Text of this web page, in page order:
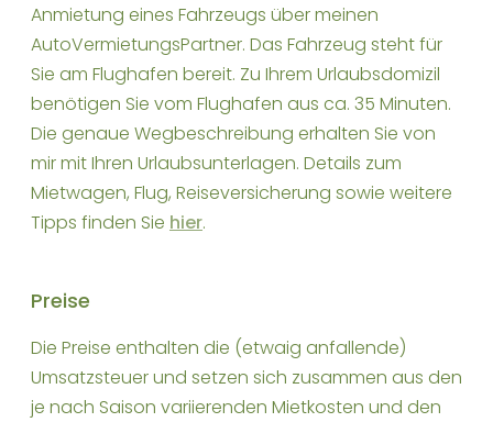
Anmietung eines Fahrzeugs über meinen
AutoVermietungsPartner. Das Fahrzeug steht für
Sie am Flughafen bereit. Zu Ihrem Urlaubsdomizil
benötigen Sie vom Flughafen aus ca. 35 Minuten.
Die genaue Wegbeschreibung erhalten Sie von
mir mit Ihren Urlaubsunterlagen. Details zum
Mietwagen, Flug, Reiseversicherung sowie weitere
Tipps finden Sie hier.
Preise
Die Preise enthalten die (etwaig anfallende)
Umsatzsteuer und setzen sich zusammen aus den
je nach Saison variierenden Mietkosten und den